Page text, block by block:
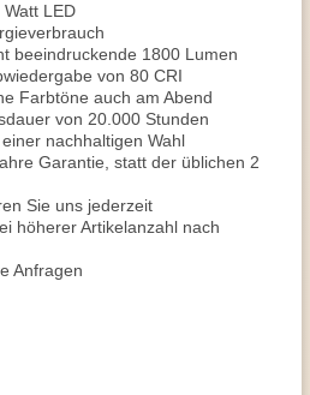
LED
beeindruckende 1800 Lumen
von 80 CRI
Farbtöne auch am Abend
von 20.000 Stunden
nachhaltigen Wahl
Garantie, statt der üblichen 2
Sie uns jederzeit
höherer Artikelanzahl nach
Anfragen